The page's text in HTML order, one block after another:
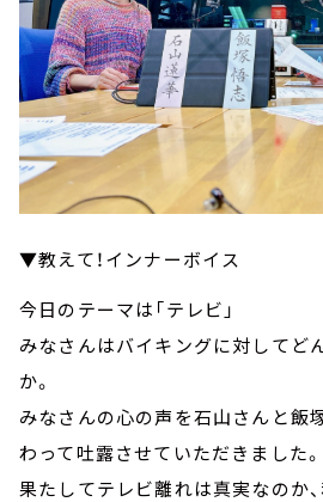
▼教えて！インナーボイス
今日のテーマは「テレビ」
みなさんはバイキングに対してど
か。
みなさんの心の声を石山さんと飯
わって吐露させていただきました。
果たしてテレビ離れは真実なのか